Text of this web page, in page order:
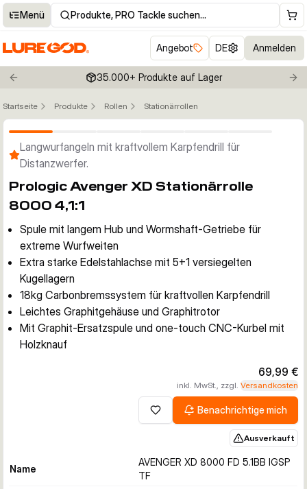
Menü Produkte, PRO Tackle suchen…
Angebot DE Anmelden
Previous slide 35.000+ Produkte auf Lager
Startseite Produkte Rollen Stationärrollen
Klicken um Zoom zu aktivieren
Langwurfangeln mit kraftvollem Karpfendrill für
Distanzwerfer.
Prologic Avenger XD Stationärrolle
8000 4,1:1
Spule mit langem Hub und Wormshaft-Getriebe für
extreme Wurfweiten
Extra starke Edelstahlachse mit 5+1 versiegelten
Kugellagern
18kg Carbonbremssystem für kraftvollen Karpfendrill
Leichtes Graphitgehäuse und Graphitrotor
Mit Graphit-Ersatzspule und one-touch CNC-Kurbel mit
Holzknauf
69,99 €
inkl. MwSt., zzgl. Versandkosten
Zur Wunschliste hinzufügen
Benachrichtige mich
Ausverkauft
Name
AVENGER XD 8000 FD 5.1BB IGSP
TF